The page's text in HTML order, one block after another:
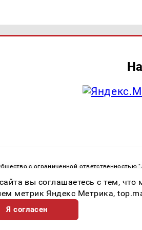
с ограниченной
технологий и массовых
от 21.01.2022
вы соглашаетесь с тем,
метрик Яндекс Метрика,
Я согласен